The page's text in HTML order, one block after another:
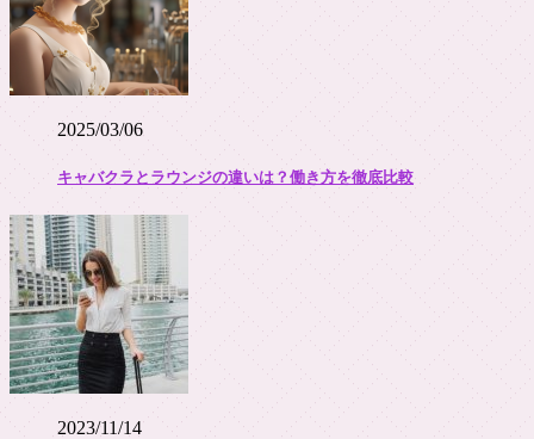
2025/03/06
キャバクラとラウンジの違いは？働き方を徹底比較
2023/11/14